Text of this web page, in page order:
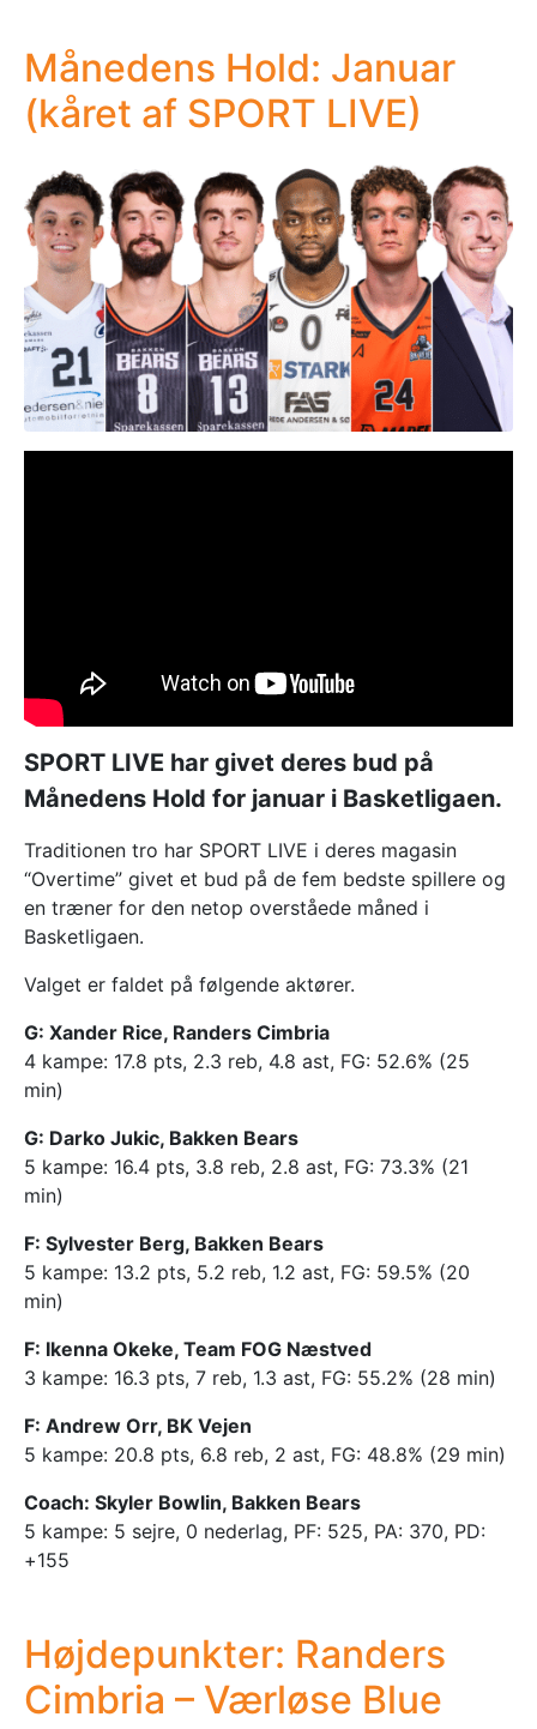
Månedens Hold: Januar
(kåret af SPORT LIVE)
SPORT LIVE har givet deres bud på
Månedens Hold for januar i Basketligaen.
Traditionen tro har SPORT LIVE i deres magasin
“Overtime” givet et bud på de fem bedste spillere og
en træner for den netop overståede måned i
Basketligaen.
Valget er faldet på følgende aktører.
G: Xander Rice, Randers Cimbria
4 kampe: 17.8 pts, 2.3 reb, 4.8 ast, FG: 52.6% (25
min)
G: Darko Jukic, Bakken Bears
5 kampe: 16.4 pts, 3.8 reb, 2.8 ast, FG: 73.3% (21
min)
F: Sylvester Berg, Bakken Bears
5 kampe: 13.2 pts, 5.2 reb, 1.2 ast, FG: 59.5% (20
min)
F: Ikenna Okeke, Team FOG Næstved
3 kampe: 16.3 pts, 7 reb, 1.3 ast, FG: 55.2% (28 min)
F: Andrew Orr, BK Vejen
5 kampe: 20.8 pts, 6.8 reb, 2 ast, FG: 48.8% (29 min)
Coach: Skyler Bowlin, Bakken Bears
5 kampe: 5 sejre, 0 nederlag, PF: 525, PA: 370, PD:
+155
Højdepunkter: Randers
Cimbria – Værløse Blue